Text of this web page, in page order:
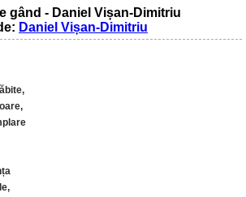
gând - Daniel Vișan-Dimitriu
Daniel Vișan-Dimitriu